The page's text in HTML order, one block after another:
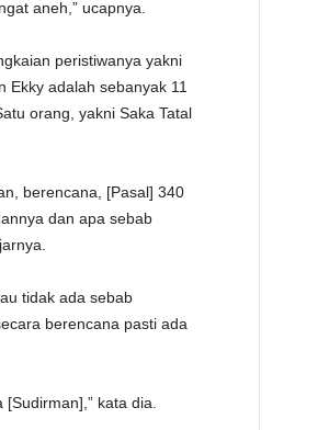
aneh,” ucapnya.
peristiwanya yakni
Ekky adalah sebanyak 11
orang, yakni Saka Tatal
berencana, [Pasal] 340
dan apa sebab
tidak ada sebab
berencana pasti ada
kata dia.